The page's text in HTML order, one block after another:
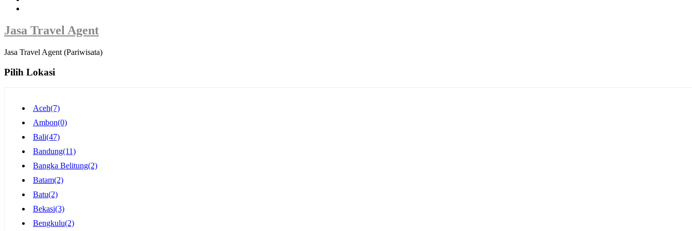
Jasa Travel Agent
Jasa Travel Agent (Pariwisata)
Pilih Lokasi
Aceh(7)
Ambon(0)
Bali(47)
Bandung(11)
Bangka Belitung(2)
Batam(2)
Batu(2)
Bekasi(3)
Bengkulu(2)